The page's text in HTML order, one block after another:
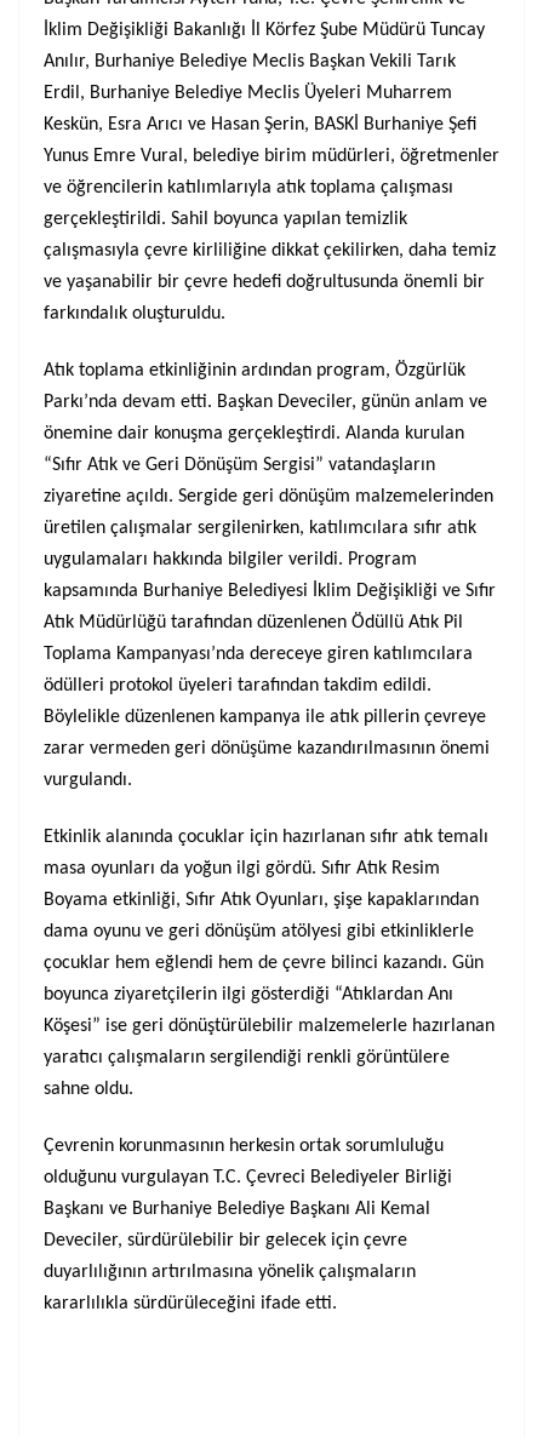
İklim Değişikliği Bakanlığı İl Körfez Şube Müdürü Tuncay
Anılır, Burhaniye Belediye Meclis Başkan Vekili Tarık
Erdil, Burhaniye Belediye Meclis Üyeleri Muharrem
Keskün, Esra Arıcı ve Hasan Şerin, BASKİ Burhaniye Şefi
Yunus Emre Vural, belediye birim müdürleri, öğretmenler
ve öğrencilerin katılımlarıyla atık toplama çalışması
gerçekleştirildi. Sahil boyunca yapılan temizlik
çalışmasıyla çevre kirliliğine dikkat çekilirken, daha temiz
ve yaşanabilir bir çevre hedefi doğrultusunda önemli bir
farkındalık oluşturuldu.
Atık toplama etkinliğinin ardından program, Özgürlük
Parkı’nda devam etti. Başkan Deveciler, günün anlam ve
önemine dair konuşma gerçekleştirdi. Alanda kurulan
“Sıfır Atık ve Geri Dönüşüm Sergisi” vatandaşların
ziyaretine açıldı. Sergide geri dönüşüm malzemelerinden
üretilen çalışmalar sergilenirken, katılımcılara sıfır atık
uygulamaları hakkında bilgiler verildi. Program
kapsamında Burhaniye Belediyesi İklim Değişikliği ve Sıfır
Atık Müdürlüğü tarafından düzenlenen Ödüllü Atık Pil
Toplama Kampanyası’nda dereceye giren katılımcılara
ödülleri protokol üyeleri tarafından takdim edildi.
Böylelikle düzenlenen kampanya ile atık pillerin çevreye
zarar vermeden geri dönüşüme kazandırılmasının önemi
vurgulandı.
Etkinlik alanında çocuklar için hazırlanan sıfır atık temalı
masa oyunları da yoğun ilgi gördü. Sıfır Atık Resim
Boyama etkinliği, Sıfır Atık Oyunları, şişe kapaklarından
dama oyunu ve geri dönüşüm atölyesi gibi etkinliklerle
çocuklar hem eğlendi hem de çevre bilinci kazandı. Gün
boyunca ziyaretçilerin ilgi gösterdiği “Atıklardan Anı
Köşesi” ise geri dönüştürülebilir malzemelerle hazırlanan
yaratıcı çalışmaların sergilendiği renkli görüntülere
sahne oldu.
Çevrenin korunmasının herkesin ortak sorumluluğu
olduğunu vurgulayan T.C. Çevreci Belediyeler Birliği
Başkanı ve Burhaniye Belediye Başkanı Ali Kemal
Deveciler, sürdürülebilir bir gelecek için çevre
duyarlılığının artırılmasına yönelik çalışmaların
kararlılıkla sürdürüleceğini ifade etti.